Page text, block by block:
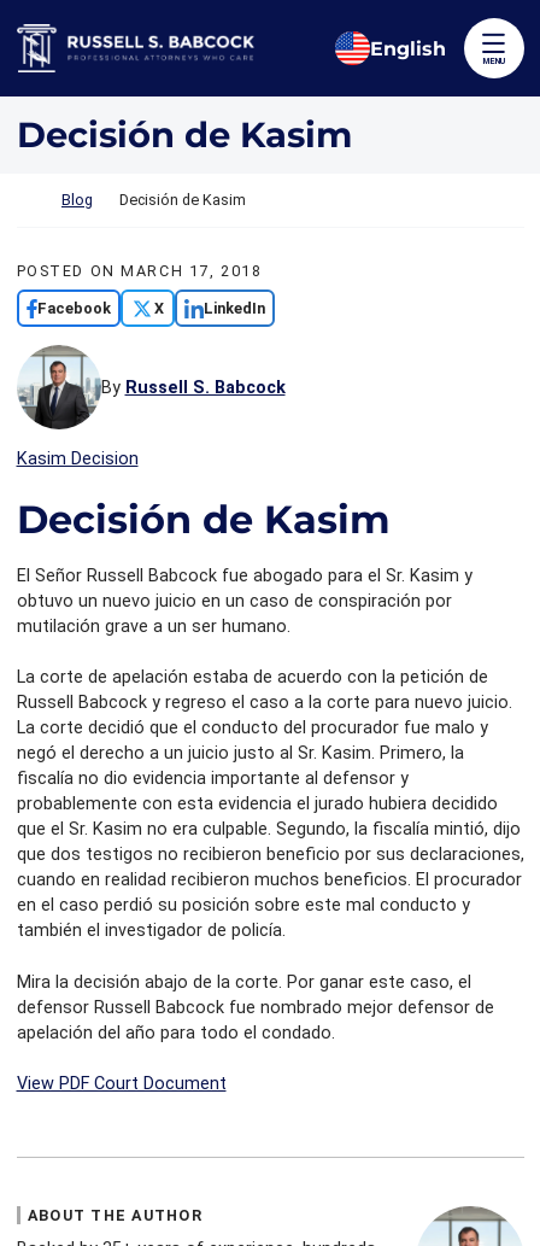
Return home
MENU
English
Decisión de Kasim
Return home
Blog Decisión de Kasim
POSTED ONMARCH 17, 2018
Facebook X LinkedIn
By Russell S. Babcock
Kasim Decision
Decisión de Kasim
El Señor Russell Babcock fue abogado para el Sr. Kasim y
obtuvo un nuevo juicio en un caso de conspiración por
mutilación grave a un ser humano.
La corte de apelación estaba de acuerdo con la petición de
Russell Babcock y regreso el caso a la corte para nuevo juicio.
La corte decidió que el conducto del procurador fue malo y
negó el derecho a un juicio justo al Sr. Kasim. Primero, la
fiscalía no dio evidencia importante al defensor y
probablemente con esta evidencia el jurado hubiera decidido
que el Sr. Kasim no era culpable. Segundo, la fiscalía mintió, dijo
que dos testigos no recibieron beneficio por sus declaraciones,
cuando en realidad recibieron muchos beneficios. El procurador
en el caso perdió su posición sobre este mal conducto y
también el investigador de policía.
Mira la decisión abajo de la corte. Por ganar este caso, el
defensor Russell Babcock fue nombrado mejor defensor de
apelación del año para todo el condado.
View PDF Court Document
ABOUT THE AUTHOR